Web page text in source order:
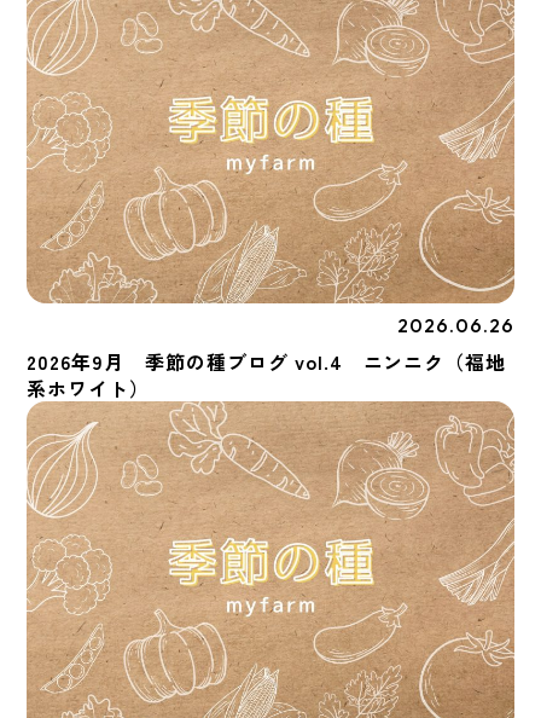
2026.06.26
2026年9月 季節の種ブログ vol.4 ニンニク（福地
系ホワイト）